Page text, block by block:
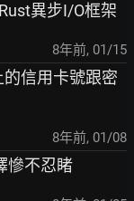
異步I/O框架
8年前, 01/15
信用卡號跟密
8年前, 01/08
慘不忍睹